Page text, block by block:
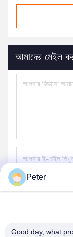
আমাদের মেইল
Peter
Good day, what